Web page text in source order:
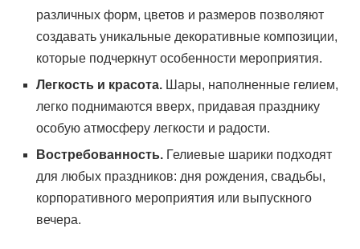
различных форм, цветов и размеров позволяют
создавать уникальные декоративные композиции,
которые подчеркнут особенности мероприятия.
Легкость и красота. Шары, наполненные гелием,
легко поднимаются вверх, придавая празднику
особую атмосферу легкости и радости.
Востребованность. Гелиевые шарики подходят
для любых праздников: дня рождения, свадьбы,
корпоративного мероприятия или выпускного
вечера.